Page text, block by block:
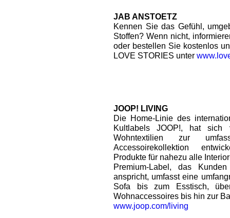
JAB ANSTOETZ
Kennen Sie das Gefühl,
Stoffen? Wenn nicht,
oder bestellen Sie kostenlos
LOVE STORIES unter
JOOP! LIVING
Die Home-Linie des
Kultlabels JOOP!, hat sich
Wohntextilien zur
Accessoirekollektion
Produkte für nahezu alle
Premium-Label, das
anspricht, umfasst eine
Sofa bis zum Esstisch,
Wohnaccessoires bis hin zur
www.joop.com/living